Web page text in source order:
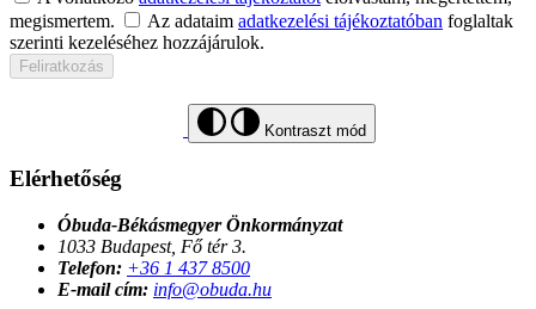
megismertem.
Az adataim adatkezelési tájékoztatóban foglaltak
szerinti kezeléséhez hozzájárulok.
Feliratkozás
Kontraszt mód
Elérhetőség
Óbuda-Békásmegyer Önkormányzat
1033 Budapest, Fő tér 3.
Telefon: +36 1 437 8500
E-mail cím: info@obuda.hu